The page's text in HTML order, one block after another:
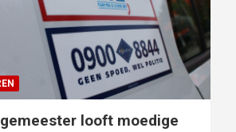
looft moedige